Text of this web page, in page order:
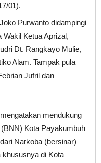
01).
Purwanto didampingi
Wakil Ketua Aprizal,
Dt. Rangkayo Mulie,
Alam. Tampak pula
Jufril dan
mendukung
Kota Payakumbuh
Narkoba (bersinar)
khususnya di Kota